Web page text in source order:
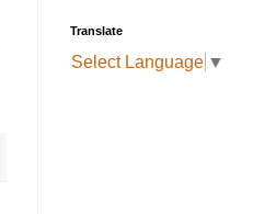
Translate
Select Language ▼